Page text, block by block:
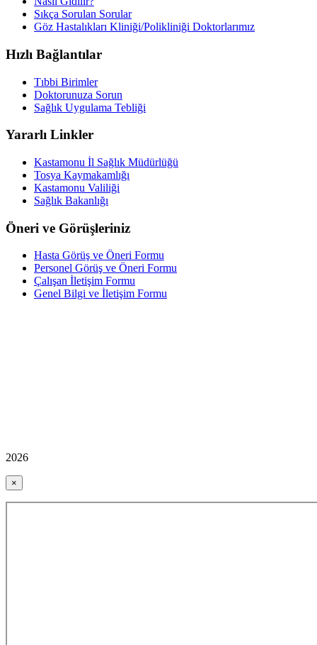
Sıkça Sorulan Sorular
Göz Hastalıkları Kliniği/Polikliniği Doktorlarımız
Hızlı Bağlantılar
Tıbbi Birimler
Doktorunuza Sorun
Sağlık Uygulama Tebliği
Yararlı Linkler
Kastamonu İl Sağlık Müdürlüğü
Tosya Kaymakamlığı
Kastamonu Valiliği
Sağlık Bakanlığı
Öneri ve Görüşleriniz
Hasta Görüş ve Öneri Formu
Personel Görüş ve Öneri Formu
Çalışan İletişim Formu
Genel Bilgi ve İletişim Formu
2026
×